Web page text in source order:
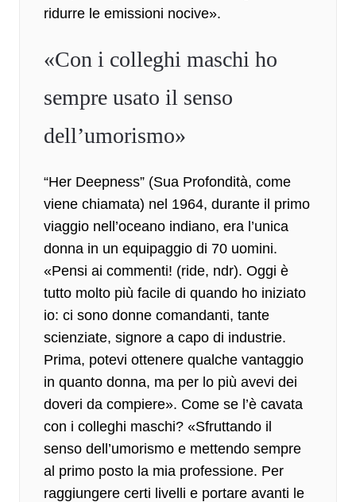
ridurre le emissioni nocive».
«Con i colleghi maschi ho
sempre usato il senso
dell’umorismo»
“Her Deepness” (Sua Profondità, come
viene chiamata) nel 1964, durante il primo
viaggio nell’oceano indiano, era l’unica
donna in un equipaggio di 70 uomini.
«Pensi ai commenti! (ride, ndr). Oggi è
tutto molto più facile di quando ho iniziato
io: ci sono donne comandanti, tante
scienziate, signore a capo di industrie.
Prima, potevi ottenere qualche vantaggio
in quanto donna, ma per lo più avevi dei
doveri da compiere». Come se l’è cavata
con i colleghi maschi? «Sfruttando il
senso dell’umorismo e mettendo sempre
al primo posto la mia professione. Per
raggiungere certi livelli e portare avanti le